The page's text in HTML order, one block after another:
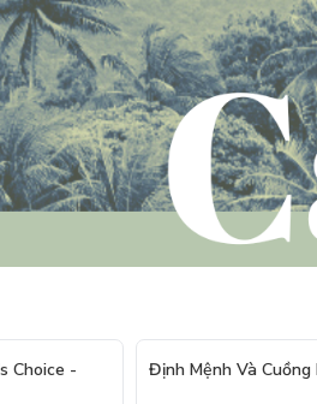
Choice -
Định Mệnh Và Cuồng